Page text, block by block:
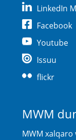
LinkedIn
Facebook
Youtube
Issuu
flickr
MWM
MWM xalqaro